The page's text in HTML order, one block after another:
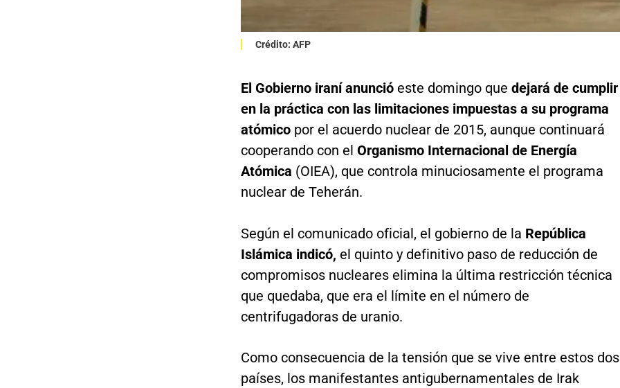
Crédito: AFP
El Gobierno iraní anuncióeste domingo que dejará de cumplir
en la práctica con las limitaciones impuestas a su programa
atómicopor el acuerdo nuclear de 2015, aunque continuará
cooperando con el Organismo Internacional de Energía
Atómica (OIEA), que controla minuciosamente el programa
nuclear de Teherán.
Según el comunicado oficial, el gobierno de la República
Islámica indicó, el quinto y definitivo paso de reducción de
compromisos nucleares elimina la última restricción técnica
que quedaba, que era el límite en el número de
centrifugadoras de uranio.
Como consecuencia de la tensión que se vive entre estos dos
países, los manifestantes antigubernamentales de Irak